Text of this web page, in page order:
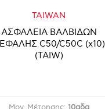
TAIWAN
ΑΣΦΑΛΕΙΑ ΒΑΛΒΙΔΩΝ
C50/C50C (x10)
(TAIW)